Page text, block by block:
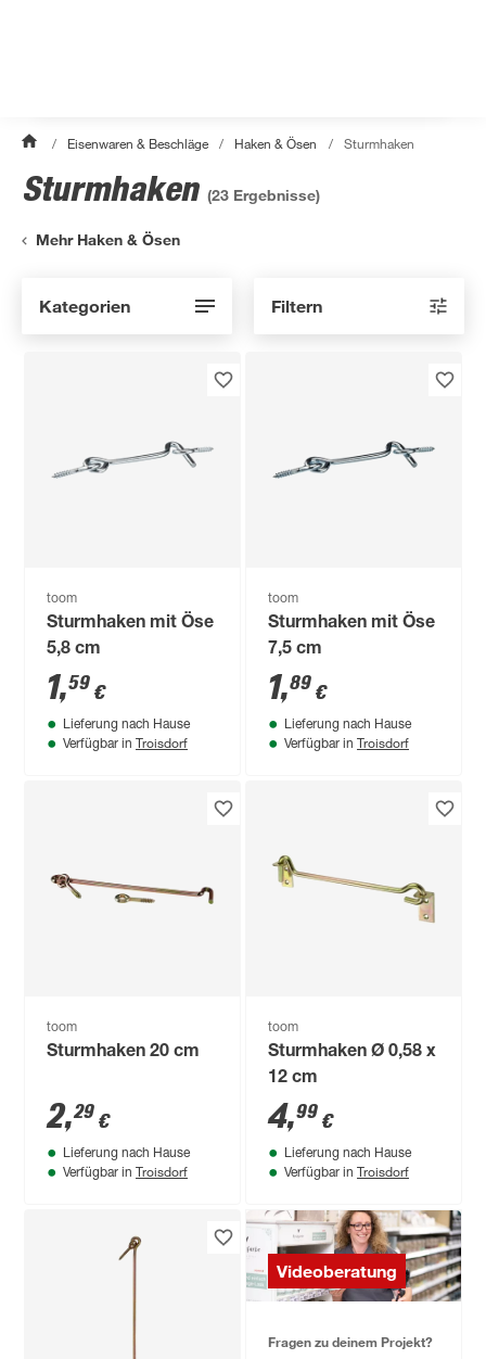
/ Eisenwaren & Beschläge / Haken & Ösen / Sturmhaken
Sturmhaken (23 Ergebnisse)
Mehr Haken & Ösen
Kategorien Filtern
toom
Sturmhaken mit Öse
5,8 cm
1,59 €
Lieferung nach Hause
Verfügbar in Troisdorf
toom
Sturmhaken mit Öse
7,5 cm
1,89 €
Lieferung nach Hause
Verfügbar in Troisdorf
toom
Sturmhaken 20 cm
2,29 €
Lieferung nach Hause
Verfügbar in Troisdorf
toom
Sturmhaken Ø 0,58 x
12 cm
4,99 €
Lieferung nach Hause
Verfügbar in Troisdorf
Videoberatung
Fragen zu deinem Projekt?